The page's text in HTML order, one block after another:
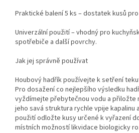
Praktické balení 5 ks – dostatek kusů
Univerzální použití – vhodný pro
spotřebiče a další povrchy.
Jak jej správně používat
Houbový hadřík používejte k setření
Pro dosažení co nejlepšího výsledku
vyždímejte přebytečnou vodu a přiložte
jeho savá struktura rychle vpije kapalinu
použití odložte kusy určené k vyřazení
místních možností likvidace biologicky